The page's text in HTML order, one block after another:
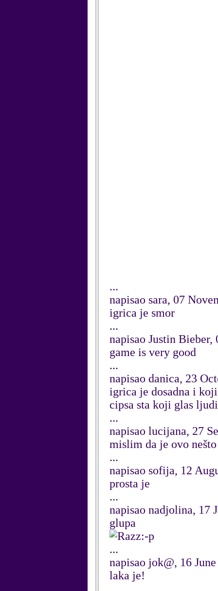
...
napisao sara, 07
igrica je smor
...
napisao Justin Bieber,
game is very good
...
napisao danica, 23
igrica je dosadna i
cipsa sta koji glas
...
napisao lucijana, 27
mislim da je ovo
...
napisao sofija, 12
prosta je
...
napisao nadjolina, 17
glupa
:-p
...
napisao jok@, 16
laka je!